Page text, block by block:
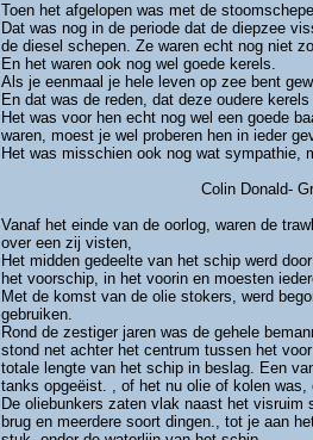
Toen het afgelopen was met de
Dat was nog in de periode dat de diepzee
de diesel schepen. Ze waren echt nog niet
En het waren ook nog wel goede kerels.
Als je eenmaal je hele leven op zee bent
En dat was de reden, dat deze oudere
Het was voor hen echt nog wel een goede
waren, moest je wel proberen hen in ieder
Het was misschien ook nog wat sympathie,
Colin Donald-
Vanaf het einde van de oorlog, waren de
over een zij visten,
Het midden gedeelte van het schip werd
het voorschip, in het voorin en moesten
Met de komst van de olie stokers, werd
gebruiken.
Rond de zestiger jaren was de gehele
stond net achter het centrum tussen het
totale lengte van het schip in beslag. Een
tanks opgeëist. , of het nu olie of kolen
De oliebunkers zaten vlak naast het visruim
brug en meerdere soort dingen., tot je aan